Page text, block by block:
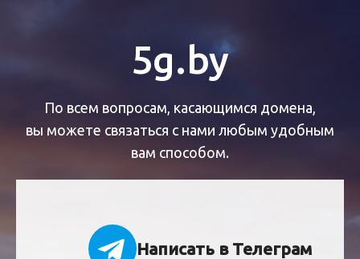
5g.by
По всем вопросам, касающимся домена,
вы можете связаться с нами любым удобным
вам способом.
Написать в Телеграм